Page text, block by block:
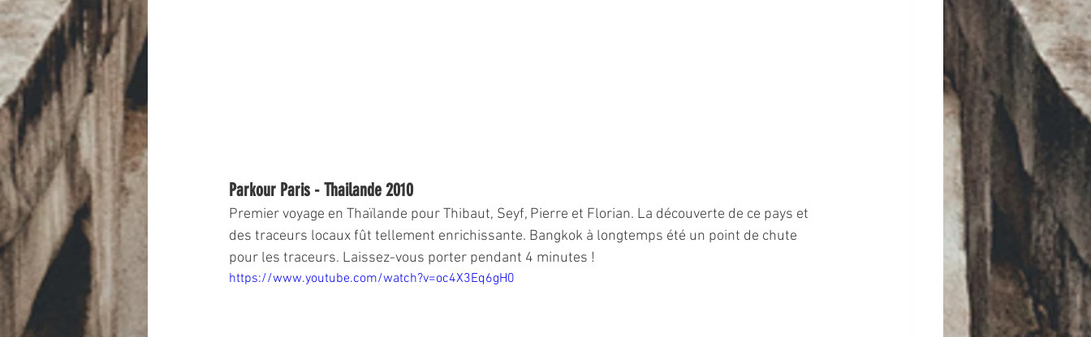
Parkour Paris - Thailande 2010
Premier voyage en Thaïlande pour Thibaut, Seyf, Pierre et Florian. La découverte de ce pays et
des traceurs locaux fût tellement enrichissante. Bangkok à longtemps été un point de chute
pour les traceurs. Laissez-vous porter pendant 4 minutes !
https://www.youtube.com/watch?v=oc4X3Eq6gH0